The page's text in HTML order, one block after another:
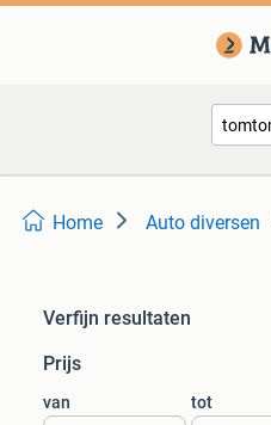
Home Auto diversen
Verfijn resultaten
Prijs
van tot